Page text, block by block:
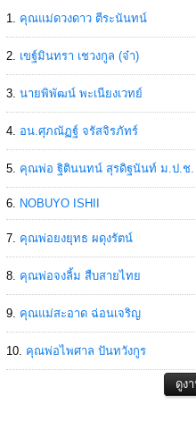
คุณแม่ดวงดาว ตีระนันทน์
เขฐ์มินทรา เชวงกูล (จ๋า)
นายพิพัฒน์ พะเนียงเวทย์
อน.ศุภณัฏฐ์ จรัสจิรภัทร์
คุณพ่อ ฐิตินนทน์ สุรดิฐนันท์ ม.ป.ช.
NOBUYO ISHII
คุณพ่อยงยุทธ ผดุงรัตน์
คุณพ่อจงลิ้ม สืบสายไทย
คุณแม่สะอาด ฉ่อนเจริญ
คุณพ่อไพศาล ปันทวังกูร